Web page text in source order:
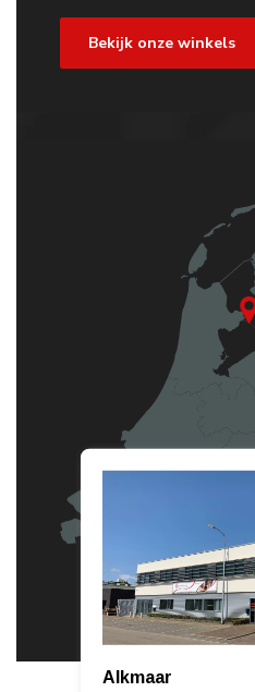
Bekijk onze winkels
Alkmaar